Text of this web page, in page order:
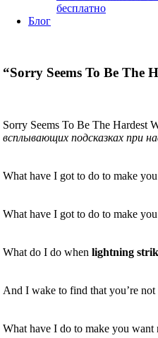
бесплатно
Блог
“Sorry Seems To Be The
Sorry Seems To Be The Hardest
всплывающих подсказках при
What have I got to do to make
What have I got to do to make
What do I do when lightning
And I wake to find that you’re not
What have I do to make you want